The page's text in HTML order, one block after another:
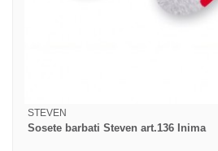
STEVEN
Sosete barbati Steven art.136 Inima